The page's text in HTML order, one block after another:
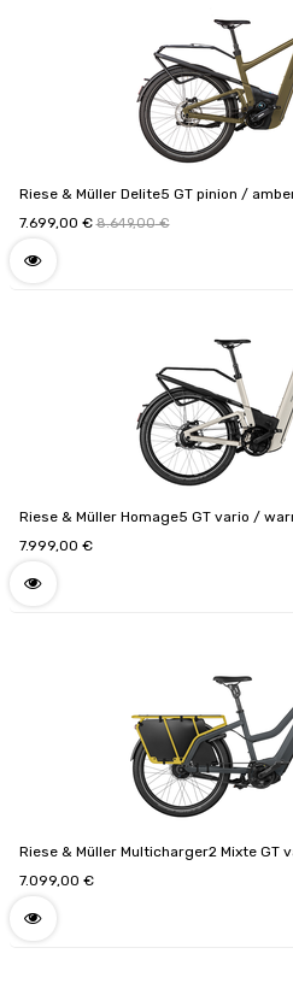
Riese & Müller Delite5 GT pinion /
Comfort / 800 Wh / Puce RX ChiP /
7.699,00 € 8.649,00€
Riese & Müller Homage5 GT vario /
500 / 800 Wh / Comfort kit / Option GX / Puce RX Chip / Code
7.999,00 €
Riese & Müller Multicharger2 Mixte
cm / Cockpit Intuvia 100 / 750Wh /
Sacoches Cargo / Code de configuration
7.099,00 €